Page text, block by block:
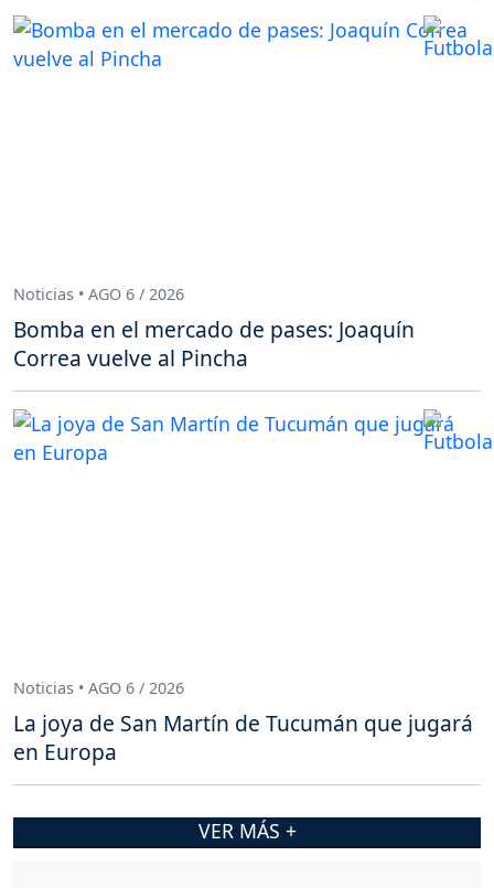
Noticias • AGO 6 / 2026
Bomba en el mercado de pases: Joaquín
Correa vuelve al Pincha
Noticias • AGO 6 / 2026
La joya de San Martín de Tucumán que jugará
en Europa
VER MÁS +